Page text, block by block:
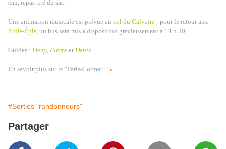
eau, repas tiré du sac.
Une animation musicale est prévue au col du Calvaire ; pour le retour aux
Trois-Épis, un bus sera mis à disposition gracieusement à 14 h 30.
Guides : Dany, Pierre et Denis
En savoir plus sur le "Paris-Colmar" : ici
#Sorties "randonneurs"
Partager